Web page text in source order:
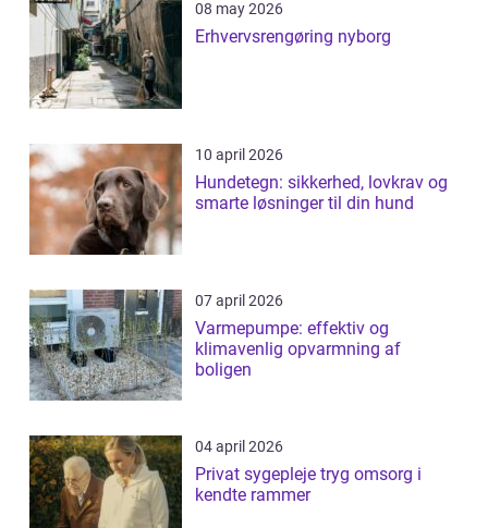
08 may 2026
Erhvervsrengøring nyborg
10 april 2026
Hundetegn: sikkerhed, lovkrav og
smarte løsninger til din hund
07 april 2026
Varmepumpe: effektiv og
klimavenlig opvarmning af
boligen
04 april 2026
Privat sygepleje tryg omsorg i
kendte rammer